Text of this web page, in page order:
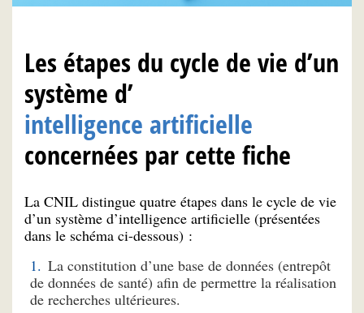
Les étapes du cycle de vie d’un
système d’
intelligence artificielle
concernées par cette fiche
La CNIL distingue quatre étapes dans le cycle de vie
d’un système d’intelligence artificielle (présentées
dans le schéma ci-dessous) :
La constitution d’une base de données (entrepôt
de données de santé) afin de permettre la réalisation
de recherches ultérieures.